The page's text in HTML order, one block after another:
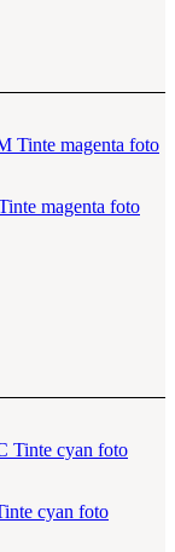
magenta foto
cyan foto